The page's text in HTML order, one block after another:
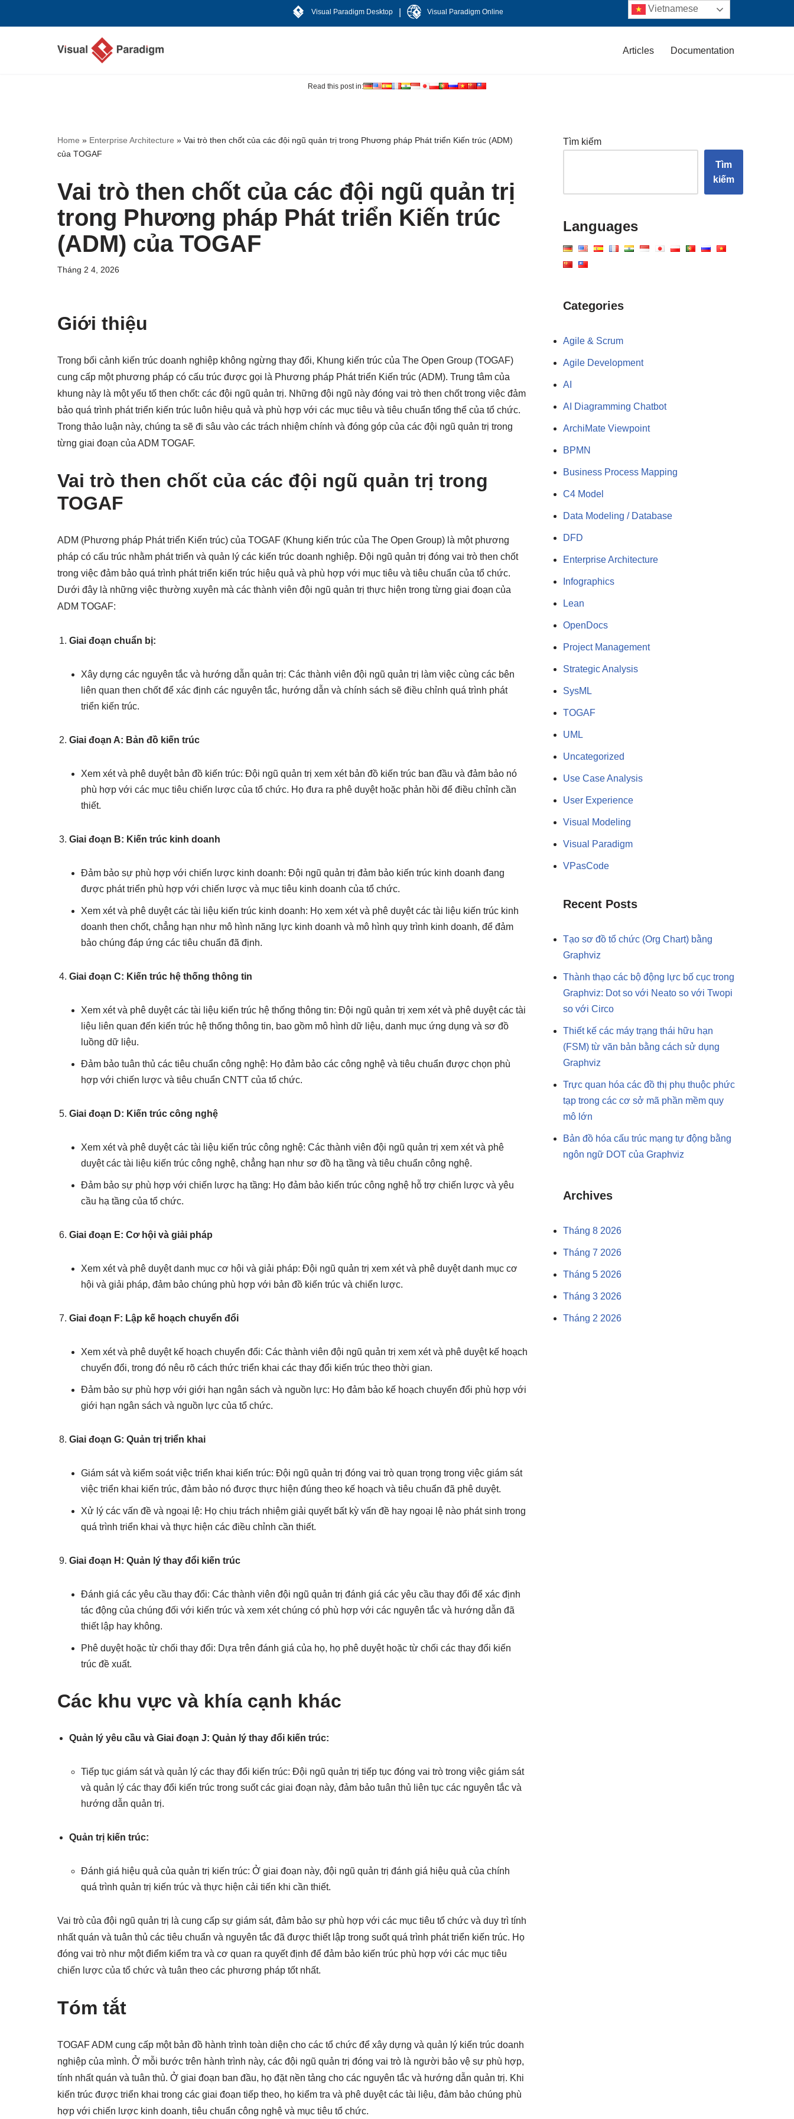
Visual Paradigm Desktop Visual Paradigm Online
Articles Documentation
Read this post in:
Home » Enterprise Architecture » Vai trò then chốt của các đội ngũ quản trị trong Phương pháp Phát triển Kiến trúc (ADM)
của TOGAF
Vai trò then chốt của các đội ngũ quản trị
trong Phương pháp Phát triển Kiến trúc
(ADM) của TOGAF
Tháng 2 4, 2026
Giới thiệu
Trong bối cảnh kiến trúc doanh nghiệp không ngừng thay đổi, Khung kiến trúc của The Open Group (TOGAF)
cung cấp một phương pháp có cấu trúc được gọi là Phương pháp Phát triển Kiến trúc (ADM). Trung tâm của
khung này là một yếu tố then chốt: các đội ngũ quản trị. Những đội ngũ này đóng vai trò then chốt trong việc đảm
bảo quá trình phát triển kiến trúc luôn hiệu quả và phù hợp với các mục tiêu và tiêu chuẩn tổng thể của tổ chức.
Trong thảo luận này, chúng ta sẽ đi sâu vào các trách nhiệm chính và đóng góp của các đội ngũ quản trị trong
từng giai đoạn của ADM TOGAF.
Vai trò then chốt của các đội ngũ quản trị trong
TOGAF
ADM (Phương pháp Phát triển Kiến trúc) của TOGAF (Khung kiến trúc của The Open Group) là một phương
pháp có cấu trúc nhằm phát triển và quản lý các kiến trúc doanh nghiệp. Đội ngũ quản trị đóng vai trò then chốt
trong việc đảm bảo quá trình phát triển kiến trúc hiệu quả và phù hợp với mục tiêu và tiêu chuẩn của tổ chức.
Dưới đây là những việc thường xuyên mà các thành viên đội ngũ quản trị thực hiện trong từng giai đoạn của
ADM TOGAF:
Giai đoạn chuẩn bị:
Xây dựng các nguyên tắc và hướng dẫn quản trị: Các thành viên đội ngũ quản trị làm việc cùng các bên
liên quan then chốt để xác định các nguyên tắc, hướng dẫn và chính sách sẽ điều chỉnh quá trình phát
triển kiến trúc.
Giai đoạn A: Bản đồ kiến trúc
Xem xét và phê duyệt bản đồ kiến trúc: Đội ngũ quản trị xem xét bản đồ kiến trúc ban đầu và đảm bảo nó
phù hợp với các mục tiêu chiến lược của tổ chức. Họ đưa ra phê duyệt hoặc phản hồi để điều chỉnh cần
thiết.
Giai đoạn B: Kiến trúc kinh doanh
Đảm bảo sự phù hợp với chiến lược kinh doanh: Đội ngũ quản trị đảm bảo kiến trúc kinh doanh đang
được phát triển phù hợp với chiến lược và mục tiêu kinh doanh của tổ chức.
Xem xét và phê duyệt các tài liệu kiến trúc kinh doanh: Họ xem xét và phê duyệt các tài liệu kiến trúc kinh
doanh then chốt, chẳng hạn như mô hình năng lực kinh doanh và mô hình quy trình kinh doanh, để đảm
bảo chúng đáp ứng các tiêu chuẩn đã định.
Giai đoạn C: Kiến trúc hệ thống thông tin
Xem xét và phê duyệt các tài liệu kiến trúc hệ thống thông tin: Đội ngũ quản trị xem xét và phê duyệt các tài
liệu liên quan đến kiến trúc hệ thống thông tin, bao gồm mô hình dữ liệu, danh mục ứng dụng và sơ đồ
luồng dữ liệu.
Đảm bảo tuân thủ các tiêu chuẩn công nghệ: Họ đảm bảo các công nghệ và tiêu chuẩn được chọn phù
hợp với chiến lược và tiêu chuẩn CNTT của tổ chức.
Giai đoạn D: Kiến trúc công nghệ
Xem xét và phê duyệt các tài liệu kiến trúc công nghệ: Các thành viên đội ngũ quản trị xem xét và phê
duyệt các tài liệu kiến trúc công nghệ, chẳng hạn như sơ đồ hạ tầng và tiêu chuẩn công nghệ.
Đảm bảo sự phù hợp với chiến lược hạ tầng: Họ đảm bảo kiến trúc công nghệ hỗ trợ chiến lược và yêu
cầu hạ tầng của tổ chức.
Giai đoạn E: Cơ hội và giải pháp
Xem xét và phê duyệt danh mục cơ hội và giải pháp: Đội ngũ quản trị xem xét và phê duyệt danh mục cơ
hội và giải pháp, đảm bảo chúng phù hợp với bản đồ kiến trúc và chiến lược.
Giai đoạn F: Lập kế hoạch chuyển đổi
Xem xét và phê duyệt kế hoạch chuyển đổi: Các thành viên đội ngũ quản trị xem xét và phê duyệt kế hoạch
chuyển đổi, trong đó nêu rõ cách thức triển khai các thay đổi kiến trúc theo thời gian.
Đảm bảo sự phù hợp với giới hạn ngân sách và nguồn lực: Họ đảm bảo kế hoạch chuyển đổi phù hợp với
giới hạn ngân sách và nguồn lực của tổ chức.
Giai đoạn G: Quản trị triển khai
Giám sát và kiểm soát việc triển khai kiến trúc: Đội ngũ quản trị đóng vai trò quan trọng trong việc giám sát
việc triển khai kiến trúc, đảm bảo nó được thực hiện đúng theo kế hoạch và tiêu chuẩn đã phê duyệt.
Xử lý các vấn đề và ngoại lệ: Họ chịu trách nhiệm giải quyết bất kỳ vấn đề hay ngoại lệ nào phát sinh trong
quá trình triển khai và thực hiện các điều chỉnh cần thiết.
Giai đoạn H: Quản lý thay đổi kiến trúc
Đánh giá các yêu cầu thay đổi: Các thành viên đội ngũ quản trị đánh giá các yêu cầu thay đổi để xác định
tác động của chúng đối với kiến trúc và xem xét chúng có phù hợp với các nguyên tắc và hướng dẫn đã
thiết lập hay không.
Phê duyệt hoặc từ chối thay đổi: Dựa trên đánh giá của họ, họ phê duyệt hoặc từ chối các thay đổi kiến
trúc đề xuất.
Các khu vực và khía cạnh khác
Quản lý yêu cầu và Giai đoạn J: Quản lý thay đổi kiến trúc:
Tiếp tục giám sát và quản lý các thay đổi kiến trúc: Đội ngũ quản trị tiếp tục đóng vai trò trong việc giám sát
và quản lý các thay đổi kiến trúc trong suốt các giai đoạn này, đảm bảo tuân thủ liên tục các nguyên tắc và
hướng dẫn quản trị.
Quản trị kiến trúc:
Đánh giá hiệu quả của quản trị kiến trúc: Ở giai đoạn này, đội ngũ quản trị đánh giá hiệu quả của chính
quá trình quản trị kiến trúc và thực hiện cải tiến khi cần thiết.
Vai trò của đội ngũ quản trị là cung cấp sự giám sát, đảm bảo sự phù hợp với các mục tiêu tổ chức và duy trì tính
nhất quán và tuân thủ các tiêu chuẩn và nguyên tắc đã được thiết lập trong suốt quá trình phát triển kiến trúc. Họ
đóng vai trò như một điểm kiểm tra và cơ quan ra quyết định để đảm bảo kiến trúc phù hợp với các mục tiêu
chiến lược của tổ chức và tuân theo các phương pháp tốt nhất.
Tóm tắt
TOGAF ADM cung cấp một bản đồ hành trình toàn diện cho các tổ chức để xây dựng và quản lý kiến trúc doanh
nghiệp của mình. Ở mỗi bước trên hành trình này, các đội ngũ quản trị đóng vai trò là người bảo vệ sự phù hợp,
tính nhất quán và tuân thủ. Ở giai đoạn ban đầu, họ đặt nền tảng cho các nguyên tắc và hướng dẫn quản trị. Khi
kiến trúc được triển khai trong các giai đoạn tiếp theo, họ kiểm tra và phê duyệt các tài liệu, đảm bảo chúng phù
hợp với chiến lược kinh doanh, tiêu chuẩn công nghệ và mục tiêu tổ chức.
Tìm kiếm
Tìm
kiếm
Languages
Categories
Agile & Scrum
Agile Development
AI
AI Diagramming Chatbot
ArchiMate Viewpoint
BPMN
Business Process Mapping
C4 Model
Data Modeling / Database
DFD
Enterprise Architecture
Infographics
Lean
OpenDocs
Project Management
Strategic Analysis
SysML
TOGAF
UML
Uncategorized
Use Case Analysis
User Experience
Visual Modeling
Visual Paradigm
VPasCode
Recent Posts
Tạo sơ đồ tổ chức (Org Chart) bằng
Graphviz
Thành thạo các bộ động lực bố cục trong
Graphviz: Dot so với Neato so với Twopi
so với Circo
Thiết kế các máy trạng thái hữu hạn
(FSM) từ văn bản bằng cách sử dụng
Graphviz
Trực quan hóa các đồ thị phụ thuộc phức
tạp trong các cơ sở mã phần mềm quy
mô lớn
Bản đồ hóa cấu trúc mạng tự động bằng
ngôn ngữ DOT của Graphviz
Archives
Tháng 8 2026
Tháng 7 2026
Tháng 5 2026
Tháng 3 2026
Tháng 2 2026
Vietnamese